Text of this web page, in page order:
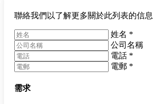
聯絡我們以了解更多關於此列表的信息
姓名 *
公司名稱
電話 *
電郵 *
需求